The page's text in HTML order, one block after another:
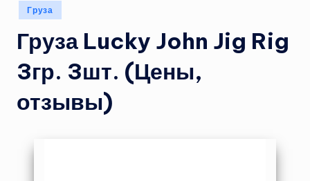
Опубликовано
в
Груза
Груза Lucky John Jig Rig
3гр. 3шт. (Цены,
отзывы)